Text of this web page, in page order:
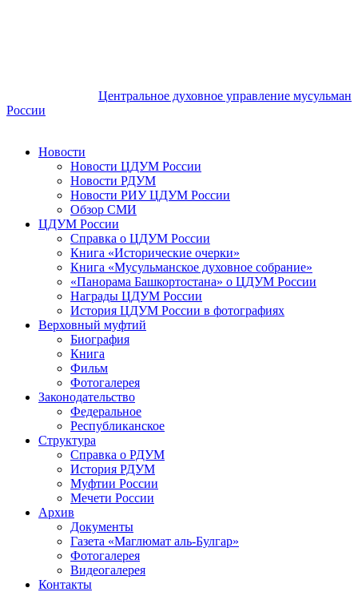
Центральное духовное управление мусульман
России
Новости
Новости ЦДУМ России
Новости РДУМ
Новости РИУ ЦДУМ России
Обзор СМИ
ЦДУМ России
Справка о ЦДУМ России
Книга «Исторические очерки»
Книга «Мусульманское духовное собрание»
«Панорама Башкортостана» о ЦДУМ России
Награды ЦДУМ России
История ЦДУМ России в фотографиях
Верховный муфтий
Биография
Книга
Фильм
Фотогалерея
Законодательство
Федеральное
Республиканское
Структура
Справка о РДУМ
История РДУМ
Муфтии России
Мечети России
Архив
Документы
Газета «Маглюмат аль-Булгар»
Фотогалерея
Видеогалерея
Контакты